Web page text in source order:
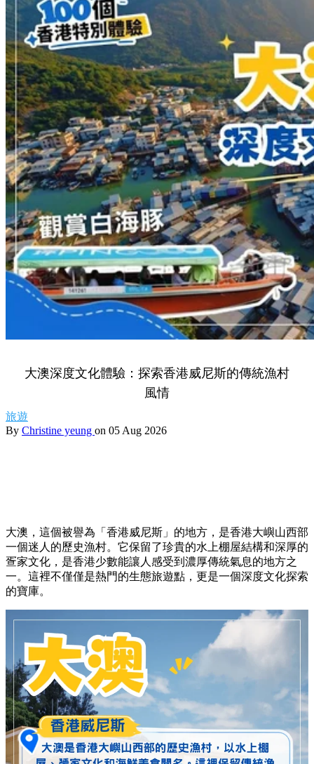
大澳深度文化體驗：探索香港威尼斯的傳統漁村
風情
旅遊
By Christine yeung on 05 Aug 2026
大澳， 這個被譽為「香港威尼斯」的地方， 是香港大嶼山西部
一個迷人的歷史漁村。 它保留了珍貴的水上棚屋結構和深厚的
疍家文化， 是香港少數能讓人感受到濃厚傳統氣息的地方之
一。 這裡不僅僅是熱門的生態旅遊點， 更是一個深度文化探索
的寶庫。